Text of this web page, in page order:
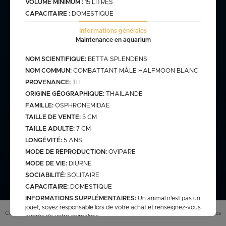
VOLUME MINIMUM : 15 LITRES
CAPACITAIRE : DOMESTIQUE
Informations générales
Maintenance en aquarium
NOM SCIENTIFIQUE: BETTA SPLENDENS
NOM COMMUN: COMBATTANT MÂLE HALFMOON BLANC
PROVENANCE: TH
ORIGINE GÉOGRAPHIQUE: THAILANDE
FAMILLE: OSPHRONEMIDAE
TAILLE DE VENTE: 5 CM
TAILLE ADULTE: 7 CM
LONGÉVITÉ: 5 ANS
MODE DE REPRODUCTION: OVIPARE
MODE DE VIE: DIURNE
SOCIABILITÉ: SOLITAIRE
CAPACITAIRE: DOMESTIQUE
INFORMATIONS SUPPLÉMENTAIRES: Un animal n'est pas un
jouet, soyez responsable lors de votre achat et renseignez-vous
auprès de votre animalerie.
gamme verte
retrouver sur le site
web)
elv francais
elv pologne
discus elv asiatique
Eau douce
Conditions générales de vente ( CGV Mentions légales